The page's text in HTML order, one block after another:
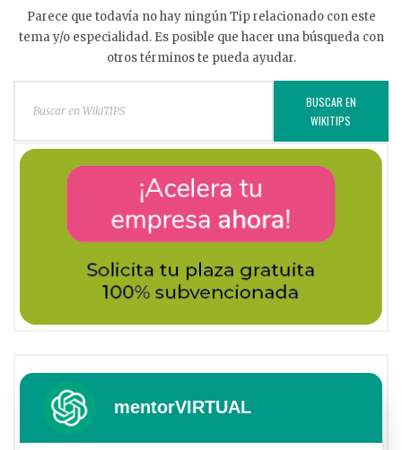
Parece que todavía no hay ningún Tip relacionado con este
tema y/o especialidad. Es posible que hacer una búsqueda con
otros términos te pueda ayudar.
BUSCAR EN
WIKITIPS
mentorVIRTUAL